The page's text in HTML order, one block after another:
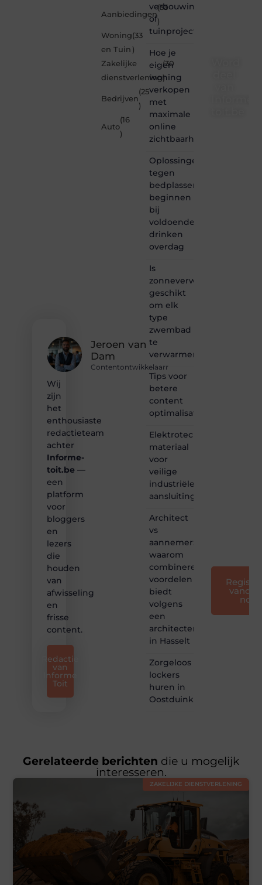
Jeroen van
Dam
Contentontwikkelaarr
Wij
zijn
het
enthousiaste
redactieteam
achter
Informe-
toit.be —
een
platform
voor
bloggers
en
lezers
die
houden
van
afwisseling
en
frisse
content.
Redactie
van
Informe
Toit
Aanbiedingen
(33
)
Woning
en Tuin
(33
)
Zakelijke
dienstverlening
(30
)
Bedrijven
(25
)
Auto
(16
)
verbouwing
of
tuinproject
Hoe je
eigen
woning
verkopen
met
maximale
online
zichtbaarheid
Oplossingen
tegen
bedplassen
beginnen
bij
voldoende
drinken
overdag
Is
zonneverwarming
geschikt
om elk
type
zwembad
te
verwarmen?
Tips voor
betere
content
optimalisatie
Elektrotechnisch
materiaal
voor
veilige
industriële
aansluitingen
Architect
vs
aannemer:
waarom
combineren
voordelen
biedt
volgens
een
architectenbureau
in Hasselt
Zorgeloos
lockers
huren in
Oostduinkerke
nog
Gerelateerde berichten die u mogelijk
interesseren.
ZAKELIJKE DIENSTVERLENING